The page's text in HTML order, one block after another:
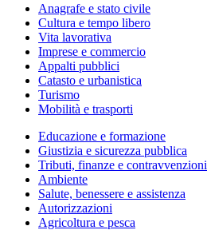
Anagrafe e stato civile
Cultura e tempo libero
Vita lavorativa
Imprese e commercio
Appalti pubblici
Catasto e urbanistica
Turismo
Mobilità e trasporti
Educazione e formazione
Giustizia e sicurezza pubblica
Tributi, finanze e contravvenzioni
Ambiente
Salute, benessere e assistenza
Autorizzazioni
Agricoltura e pesca